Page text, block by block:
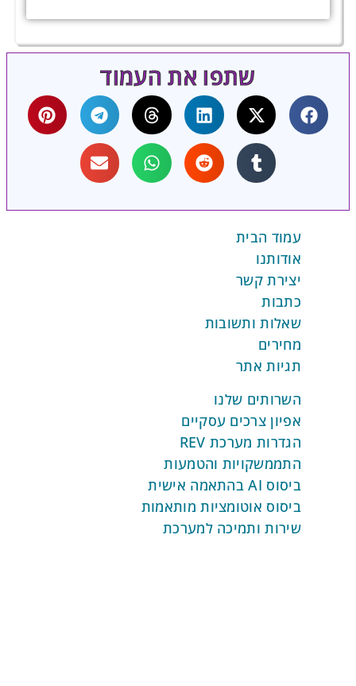
שתפו את העמוד
עמוד הבית
אודותנו
יצירת קשר
כתבות
שאלות ותשובות
מחירים
תגיות אתר
השרותים שלנו
אפיון צרכים עסקיים
הגדרות מערכת REV
התממשקויות והטמעות
ביסוס AI בהתאמה אישית
ביסוס אוטומציות מותאמות
שירות ותמיכה למערכת